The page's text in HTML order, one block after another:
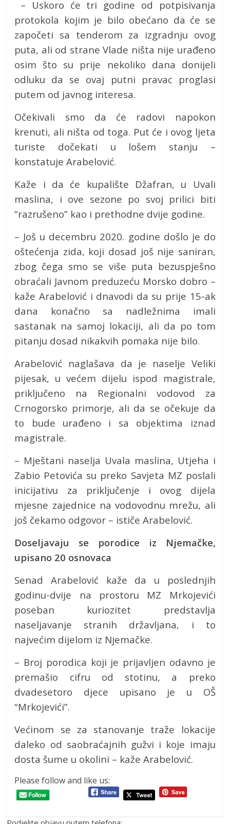
– Uskoro će tri godine od potpisivanja
protokola kojim je bilo obećano da će se
započeti sa tenderom za izgradnju ovog
puta, ali od strane Vlade ništa nije urađeno
osim što su prije nekoliko dana donijeli
odluku da se ovaj putni pravac proglasi
putem od javnog interesa.
Očekivali smo da će radovi napokon
krenuti, ali ništa od toga. Put će i ovog ljeta
turiste dočekati u lošem stanju –
konstatuje Arabelović.
Kaže i da će kupalište Džafran, u Uvali
maslina, i ove sezone po svoj prilici biti
“razrušeno” kao i prethodne dvije godine.
– Još u decembru 2020. godine došlo je do
oštećenja zida, koji dosad još nije saniran,
zbog čega smo se više puta bezuspješno
obraćali Javnom preduzeću Morsko dobro –
kaže Arabelović i dnavodi da su prije 15-ak
dana konačno sa nadležnima imali
sastanak na samoj lokaciji, ali da po tom
pitanju dosad nikakvih pomaka nije bilo.
Arabelović naglašava da je naselje Veliki
pijesak, u većem dijelu ispod magistrale,
priključeno na Regionalni vodovod za
Crnogorsko primorje, ali da se očekuje da
to bude urađeno i sa objektima iznad
magistrale.
– Mještani naselja Uvala maslina, Utjeha i
Zabio Petovića su preko Savjeta MZ poslali
inicijativu za priključenje i ovog dijela
mjesne zajednice na vodovodnu mrežu, ali
još čekamo odgovor – ističe Arabelović.
Doseljavaju se porodice iz Njemačke,
upisano 20 osnovaca
Senad Arabelović kaže da u poslednjih
godinu-dvije na prostoru MZ Mrkojevići
poseban kuriozitet predstavlja
naseljavanje stranih državljana, i to
najvećim dijelom iz Njemačke.
– Broj porodica koji je prijavljen odavno je
premašio cifru od stotinu, a preko
dvadesetoro djece upisano je u OŠ
“Mrkojevići”.
Većinom se za stanovanje traže lokacije
daleko od saobraćajnih gužvi i koje imaju
dosta šume u okolini – kaže Arabelović.
Please follow and like us: